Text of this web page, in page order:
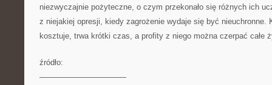
niezwyczajnie pożyteczne, o czym przekonało się różnych ich
z niejakiej opresji, kiedy zagrożenie wydaje się być nieuchronne.
kosztuje, trwa krótki czas, a profity z niego można czerpać całe
źródło:
———————————